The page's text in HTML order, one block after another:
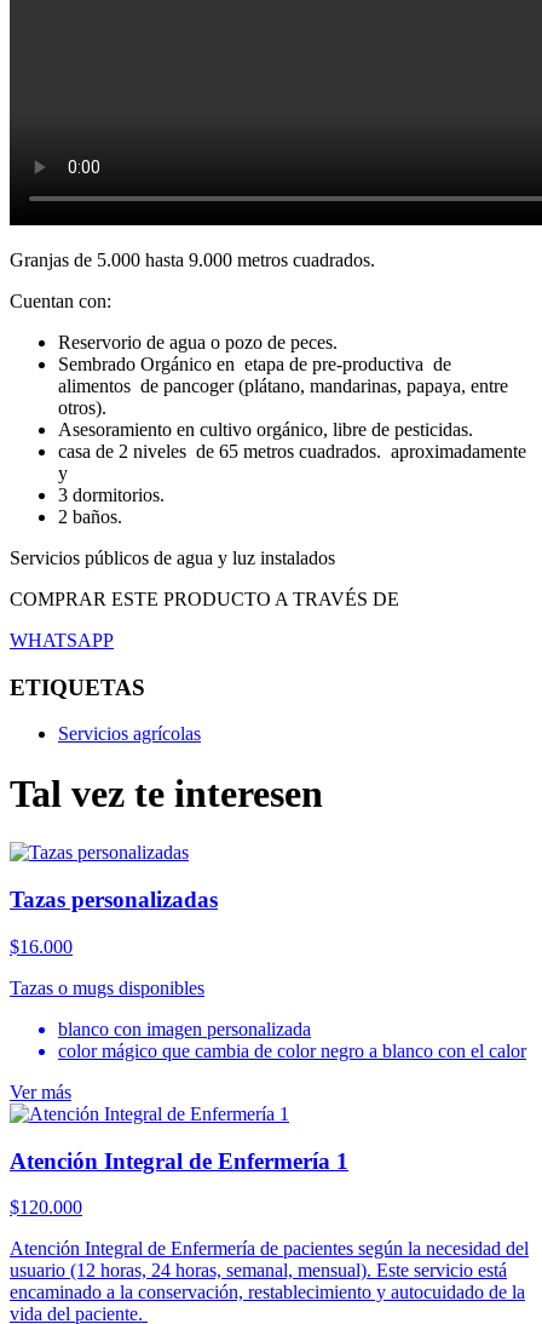
Granjas de 5.000 hasta 9.000 metros cuadrados.
Cuentan con:
Reservorio de agua o pozo de peces.
Sembrado Orgánico en etapa de pre-productiva de
alimentos de pancoger (plátano, mandarinas, papaya, entre
otros).
Asesoramiento en cultivo orgánico, libre de pesticidas.
casa de 2 niveles de 65 metros cuadrados. aproximadamente
y
3 dormitorios.
2 baños.
Servicios públicos de agua y luz instalados
COMPRAR ESTE PRODUCTO A TRAVÉS DE
WHATSAPP
ETIQUETAS
Servicios agrícolas
Tal vez te interesen
Tazas personalizadas
$16.000
Tazas o mugs disponibles
blanco con imagen personalizada
color mágico que cambia de color negro a blanco con el calor
Ver más
Atención Integral de Enfermería 1
$120.000
Atención Integral de Enfermería de pacientes según la necesidad del
usuario (12 horas, 24 horas, semanal, mensual). Este servicio está
encaminado a la conservación, restablecimiento y autocuidado de la
vida del paciente.